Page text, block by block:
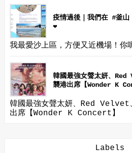
疫情過後｜我們在 #釜
❤
我最愛沙上區，方便又近機場！你
韓國最強女聲太妍、
襲港出席【Wonder K
韓國最強女聲太妍、Red
出席【Wonder K Concert】
Labels